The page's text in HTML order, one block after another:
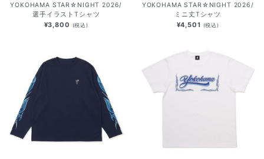
YOKOHAMA STAR☆NIGHT 2026/
選手イラストTシャツ
¥3,800 (税込)
YOKOHAMA STAR☆NIGHT 2026/
ミニ丈Tシャツ
¥4,501 (税込)